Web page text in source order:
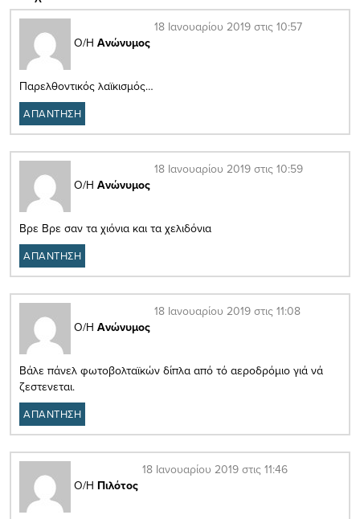
Ο/Η Ανώνυμος
18 Ιανουαρίου 2019 στις 10:57
Παρελθοντικός λαϊκισμός…
ΑΠΑΝΤΗΣΗ
Ο/Η Ανώνυμος
18 Ιανουαρίου 2019 στις 10:59
Βρε Βρε σαν τα χιόνια και τα χελιδόνια
ΑΠΑΝΤΗΣΗ
Ο/Η Ανώνυμος
18 Ιανουαρίου 2019 στις 11:08
Βάλε πάνελ φωτοβολταϊκών δίπλα από τό αεροδρόμιο γιά νά
ζεστενεται.
ΑΠΑΝΤΗΣΗ
Ο/Η Πιλότος
18 Ιανουαρίου 2019 στις 11:46